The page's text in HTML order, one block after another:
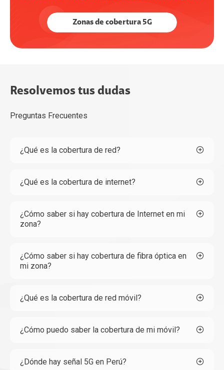
Zonas de cobertura 5G
Resolvemos tus dudas
Preguntas Frecuentes
¿Qué es la cobertura de red?
¿Qué es la cobertura de internet?
¿Cómo saber si hay cobertura de Internet en mi
zona?
¿Cómo saber si hay cobertura de fibra óptica en
mi zona?
¿Qué es la cobertura de red móvil?
¿Cómo puedo saber la cobertura de mi móvil?
¿Dónde hay señal 5G en Perú?